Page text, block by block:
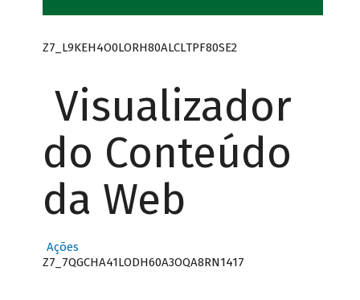
Z7_L9KEH4O0LORH80ALCLTPF80SE2
Visualizador
do Conteúdo
da Web
Ações
Z7_7QGCHA41LODH60A3OQA8RN1417